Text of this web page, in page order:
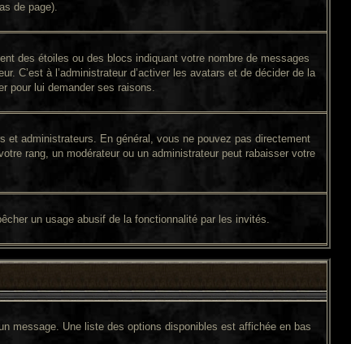
de page).
des étoiles ou des blocs indiquant votre nombre de messages
C’est à l’administrateur d’activer les avatars et de décider de la
pour lui demander ses raisons.
et administrateurs. En général, vous ne pouvez pas directement
rang, un modérateur ou un administrateur peut rabaisser votre
un usage abusif de la fonctionnalité par les invités.
message. Une liste des options disponibles est affichée en bas